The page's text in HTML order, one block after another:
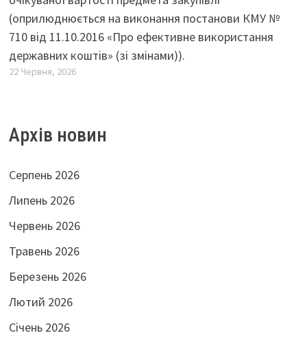
(оприлюднюється на виконання постанови КМУ №
710 від 11.10.2016 «Про ефективне використання
державних коштів» (зі змінами)).
22 Червня, 2026
Архів новин
Серпень 2026
Липень 2026
Червень 2026
Травень 2026
Березень 2026
Лютий 2026
Січень 2026